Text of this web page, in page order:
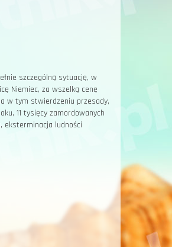
szczególną sytuację, w
Niemiec, za wszelką cenę
w tym stwierdzeniu przesady,
11 tysięcy zamordowanych
eksterminacja ludności